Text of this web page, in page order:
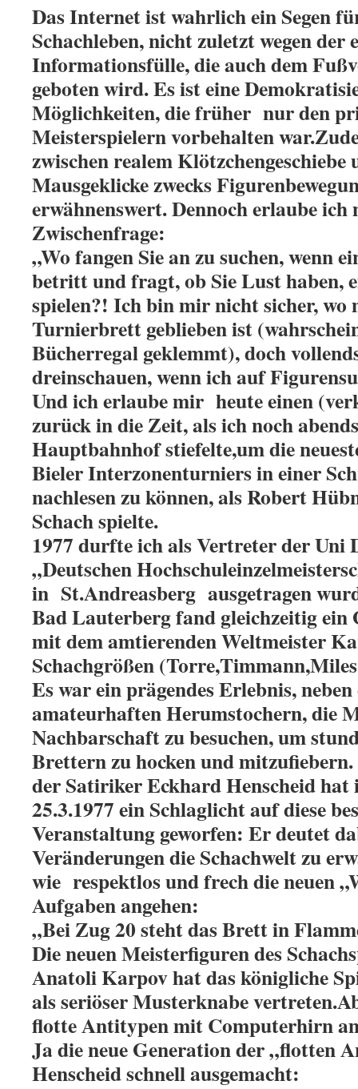
Das Internet ist wahrlich ein Segen
Schachleben, nicht zuletzt wegen der
Informationsfülle, die auch dem
geboten wird. Es ist eine
Möglichkeiten, die früher nur den
Meisterspielern vorbehalten
zwischen realem Klötzchengeschiebe
Mausgeklicke zwecks
erwähnenswert. Dennoch erlaube ich
Zwischenfrage:
„Wo fangen Sie an zu suchen, wenn
betritt und fragt, ob Sie Lust haben,
spielen?! Ich bin mir nicht sicher, wo
Turnierbrett geblieben ist
Bücherregal geklemmt), doch
dreinschauen, wenn ich auf
Und ich erlaube mir heute einen
zurück in die Zeit, als ich noch
Hauptbahnhof stiefelte,um die
Bieler Interzonenturniers in einer
nachlesen zu können, als Robert
Schach spielte.
1977 durfte ich als Vertreter der Uni
„Deutschen
in St.Andreasberg ausgetragen
Bad Lauterberg fand gleichzeitig
mit dem amtierenden Weltmeister
Schachgrößen
Es war ein prägendes Erlebnis, neben
amateurhaften Herumstochern, die
Nachbarschaft zu besuchen, um
Brettern zu hocken und
der Satiriker Eckhard Henscheid
25.3.1977 ein Schlaglicht auf diese
Veranstaltung geworfen: Er deutet
Veränderungen die Schachwelt zu
wie respektlos und frech die neuen
Aufgaben angehen:
„Bei Zug 20 steht das Brett in
Die neuen Meisterfiguren des
Anatoli Karpov hat das königliche
als seriöser Musterknabe
flotte Antitypen mit Computerhirn
Ja die neue Generation der „flotten
Henscheid schnell ausgemacht: